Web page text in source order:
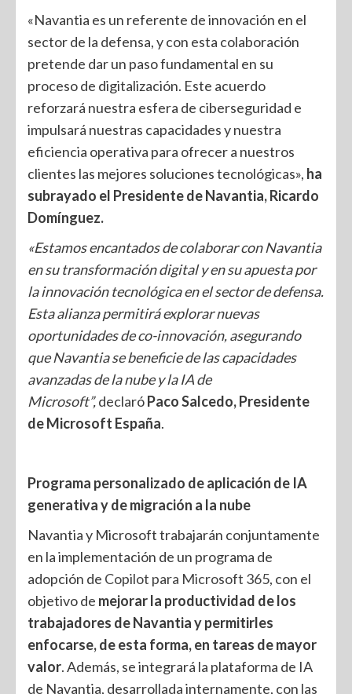
«Navantia es un referente de innovación en el
sector de la defensa, y con esta colaboración
pretende dar un paso fundamental en su
proceso de digitalización. Este acuerdo
reforzará nuestra esfera de ciberseguridad e
impulsará nuestras capacidades y nuestra
eficiencia operativa para ofrecer a nuestros
clientes las mejores soluciones tecnológicas», ha
subrayado el Presidente de Navantia, Ricardo
Domínguez.
«Estamos encantados de colaborar con Navantia
en su transformación digital y en su apuesta por
la innovación tecnológica en el sector de defensa.
Esta alianza permitirá explorar nuevas
oportunidades de co-innovación, asegurando
que Navantia se beneficie de las capacidades
avanzadas de la nube y la IA de
Microsoft”,declaróPaco Salcedo, Presidente
de Microsoft España.
Programa personalizado de aplicación de IA
generativa y de migración a la nube
Navantia y Microsoft trabajarán conjuntamente
en la implementación de un programa de
adopción de Copilot para Microsoft 365, con el
objetivo de mejorar la productividad de los
trabajadores de Navantia y permitirles
enfocarse, de esta forma, en tareas de mayor
valor. Además, se integrará la plataforma de IA
de Navantia, desarrollada internamente, con las